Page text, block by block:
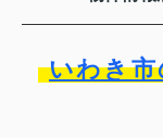
いわき市